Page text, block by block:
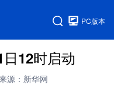
PC版本
12时启动
源：新华网